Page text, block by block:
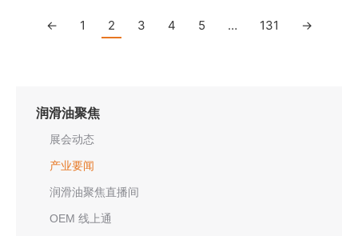
← 1 2 3 4 5 … 131 →
润滑油聚焦
展会动态
产业要闻
润滑油聚焦直播间
OEM 线上通